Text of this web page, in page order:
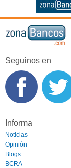
Seguinos en
Informa
Noticias
Opinión
Blogs
BCRA